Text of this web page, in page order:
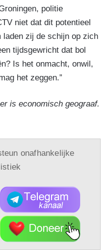
politie
niet dat dit potentieel
laden zij de schijn op zich
tijdsgewricht dat bol
Is het onmacht, onwil,
het zeggen.”
is economisch geograaf.
onafhankelijke